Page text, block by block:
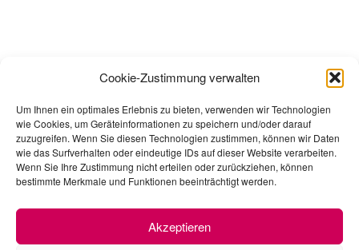
Cookie-Zustimmung verwalten
Um Ihnen ein optimales Erlebnis zu bieten, verwenden wir Technologien
wie Cookies, um Geräteinformationen zu speichern und/oder darauf
zuzugreifen. Wenn Sie diesen Technologien zustimmen, können wir Daten
wie das Surfverhalten oder eindeutige IDs auf dieser Website verarbeiten.
Wenn Sie Ihre Zustimmung nicht erteilen oder zurückziehen, können
bestimmte Merkmale und Funktionen beeinträchtigt werden.
Akzeptieren